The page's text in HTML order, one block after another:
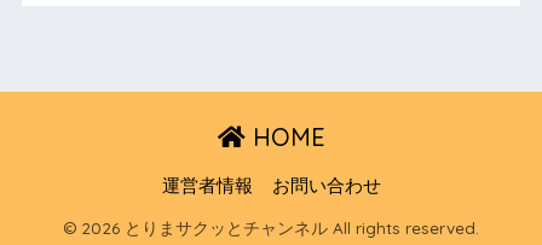
HOME
運営者情報 お問い合わせ
© 2026 とりまサクッとチャンネル All rights reserved.